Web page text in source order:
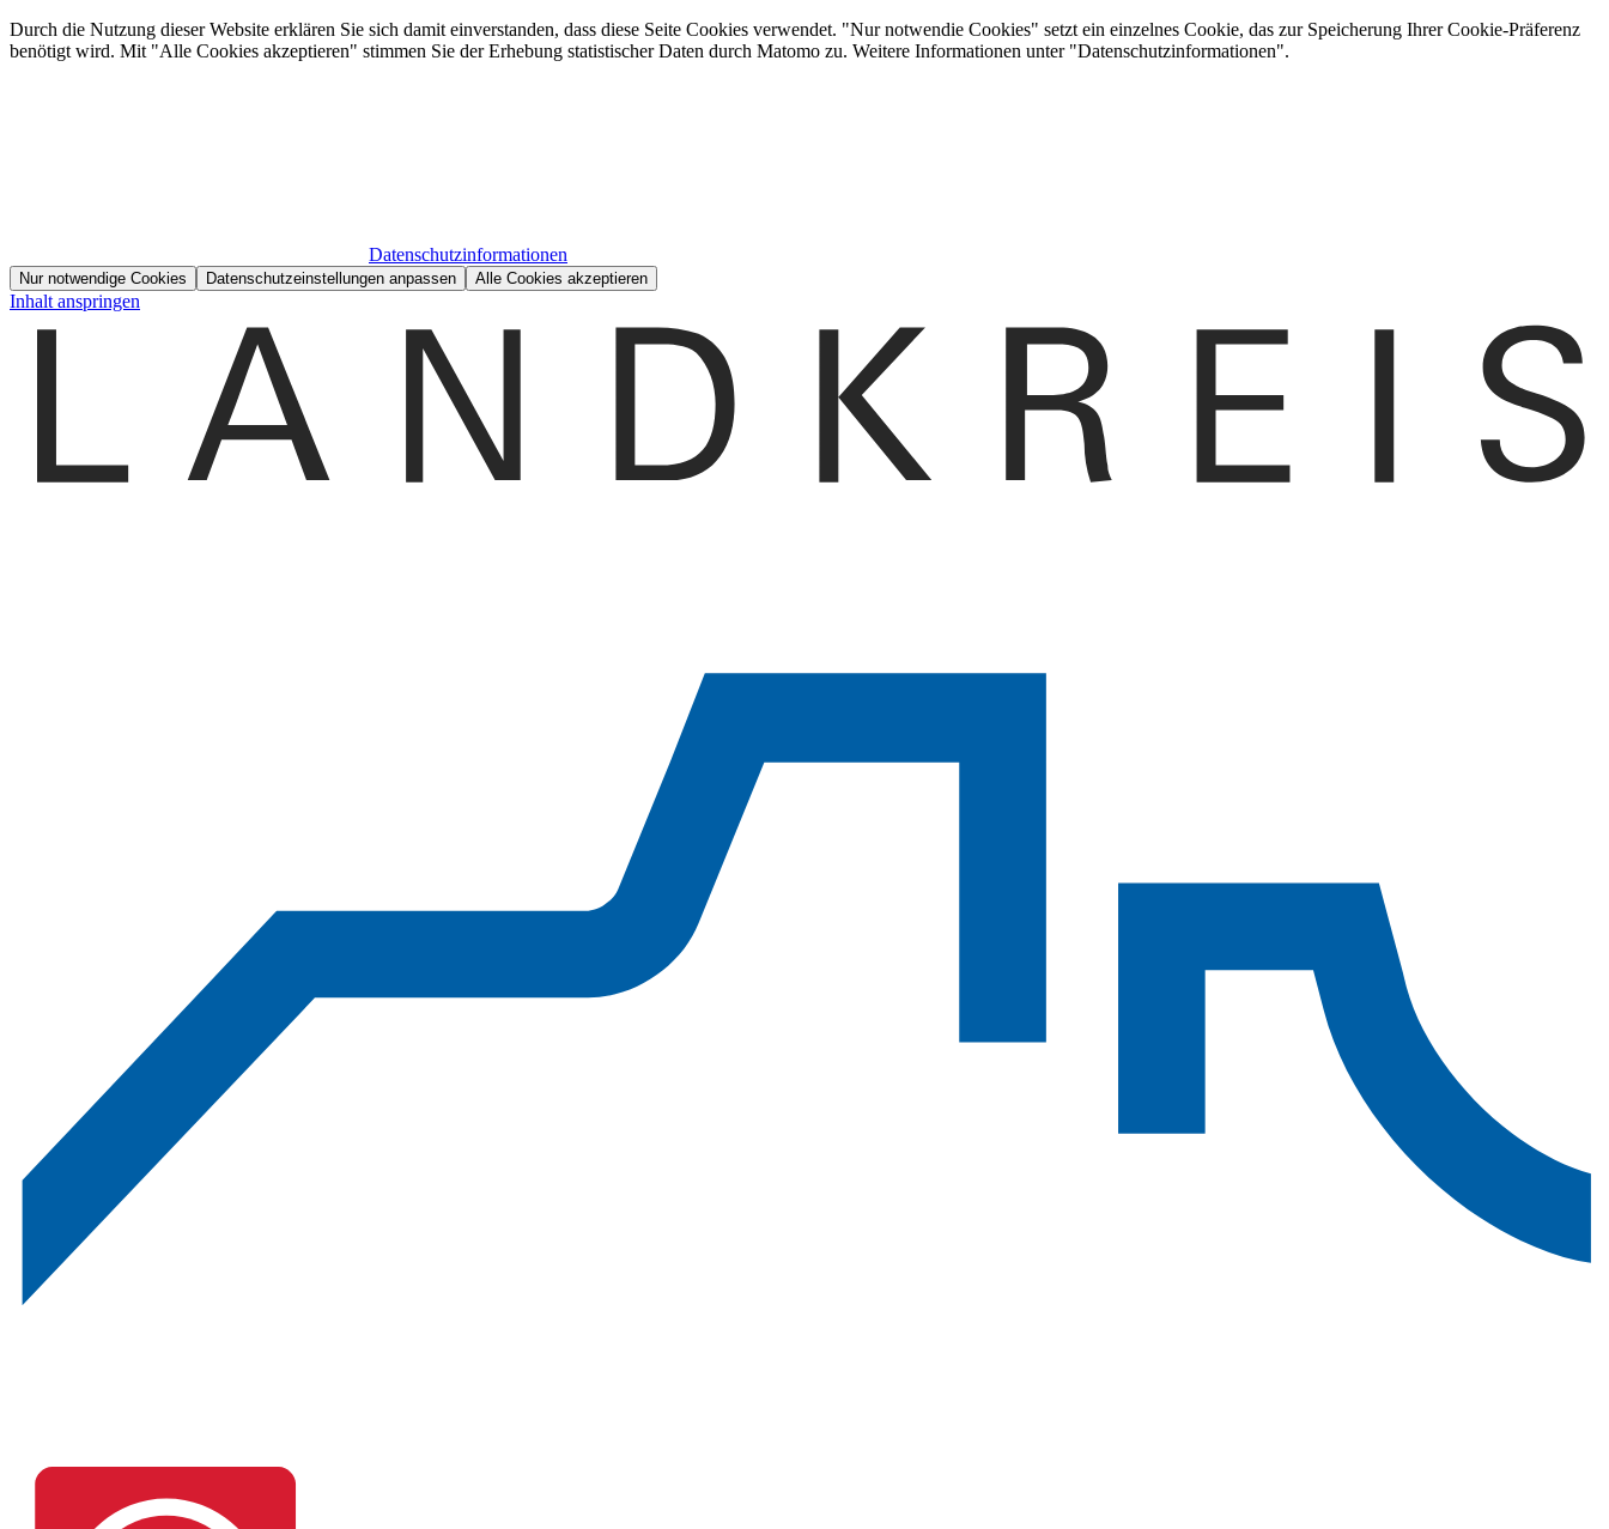
Durch die Nutzung dieser Website erklären Sie sich damit einverstanden, dass diese Seite Cookies verwendet. "Nur notwendie Cookies" setzt ein einzelnes Cookie, das zur Speicherung Ihrer Cookie-Präferenz
benötigt wird. Mit "Alle Cookies akzeptieren" stimmen Sie der Erhebung statistischer Daten durch Matomo zu. Weitere Informationen unter "Datenschutzinformationen".
Datenschutzinformationen
Nur notwendige Cookies Datenschutzeinstellungen anpassen Alle Cookies akzeptieren
Inhalt anspringen